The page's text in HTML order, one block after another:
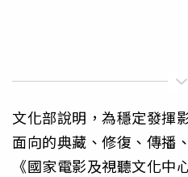
文化部說明，為穩定發揮
面向的典藏、修復、傳播
《國家電影及視聽文化中